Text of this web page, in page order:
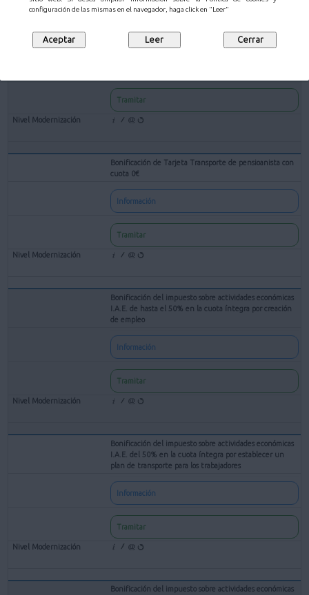
configuración de las mismas en el navegador, haga click en "Leer"
Tramitar
Bonificación de Tarjeta Transporte de pensioanista con
cuota 0€
Información
Tramitar
Bonificación del impuesto sobre actividades económicas
I.A.E. de hasta el 50% en la cuota íntegra por creación
de empleo
Información
Tramitar
Bonificación del impuesto sobre actividades económicas
I.A.E. del 50% en la cuota íntegra por establecer un
plan de transporte para los trabajadores
Información
Tramitar
Bonificación del impuesto sobre actividades económicas